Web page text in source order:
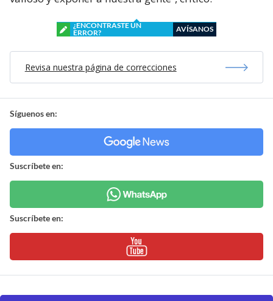
¿ENCONTRASTE UN
ERROR?
AVÍSANOS
Revisa nuestra página de correcciones
Síguenos en:
Suscríbete en:
Suscríbete en: